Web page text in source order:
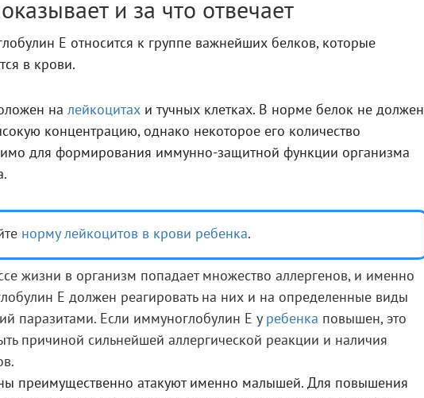
и за что отвечает
E относится к группе важнейших белков, которые
в крови.
на лейкоцитах и тучных клетках. В норме белок не должен
концентрацию, однако некоторое его количество
для формирования иммунно-защитной функции организма
норму лейкоцитов в крови ребенка.
жизни в организм попадает множество аллергенов, и именно
E должен реагировать на них и на определенные виды
паразитами. Если иммуноглобулин Е у ребенка повышен, это
причиной сильнейшей аллергической реакции и наличия
преимущественно атакуют именно малышей. Для повышения